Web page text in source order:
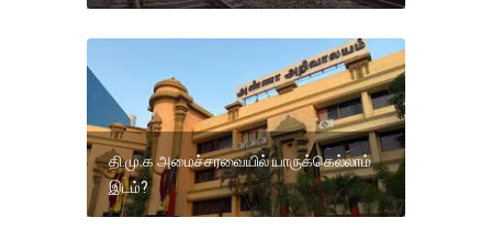
தி.மு.க அமைச்சரவையில் யாருக்கெல்லாம்
இடம்?